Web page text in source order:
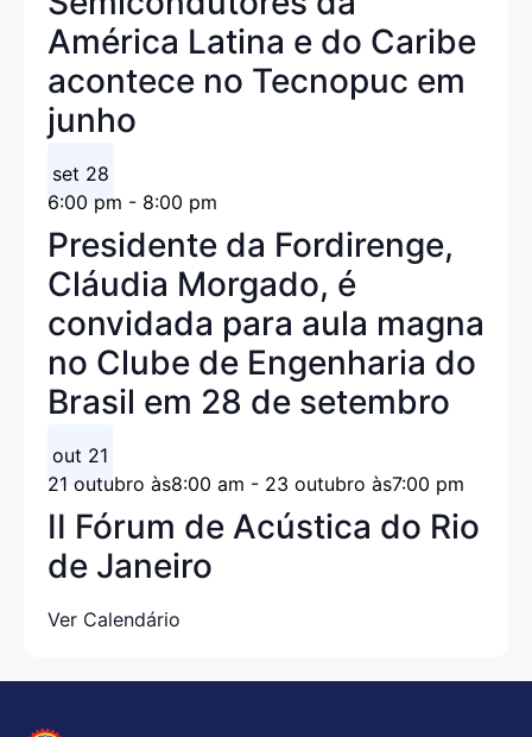
América Latina e do Caribe
acontece no Tecnopuc em
junho
set 28
6:00 pm - 8:00 pm
Presidente da Fordirenge,
Cláudia Morgado, é
convidada para aula magna
no Clube de Engenharia do
Brasil em 28 de setembro
out 21
21 outubro às8:00 am - 23 outubro às7:00 pm
II Fórum de Acústica do Rio
de Janeiro
Ver Calendário